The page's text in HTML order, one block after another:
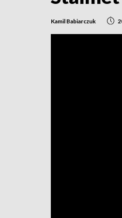
Kamil Babiarczuk